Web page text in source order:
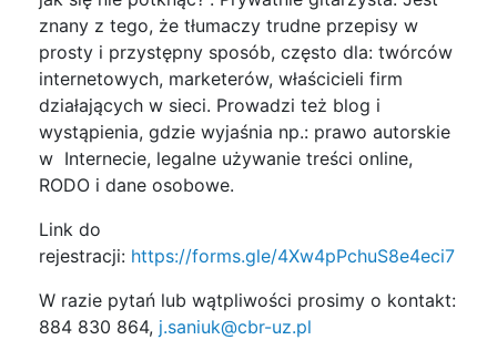
znany z tego, że tłumaczy trudne przepisy w
prosty i przystępny sposób, często dla: twórców
internetowych, marketerów, właścicieli firm
działających w sieci. Prowadzi też blog i
wystąpienia, gdzie wyjaśnia np.: prawo autorskie
w Internecie, legalne używanie treści online,
RODO i dane osobowe.
Link do
rejestracji: https://forms.gle/4Xw4pPchuS8e4eci7
W razie pytań lub wątpliwości prosimy o kontakt:
884 830 864, j.saniuk@cbr-uz.pl